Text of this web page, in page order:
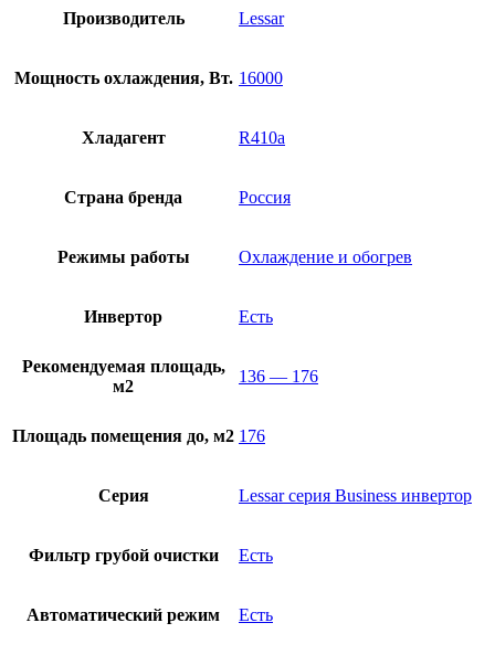
Производитель Lessar
Мощность охлаждения, Вт. 16000
Хладагент R410a
Страна бренда Россия
Режимы работы Охлаждение и обогрев
Инвертор Есть
Рекомендуемая площадь,
м2
136 — 176
Площадь помещения до, м2 176
Серия Lessar серия Business инвертор
Фильтр грубой очистки Есть
Автоматический режим Есть